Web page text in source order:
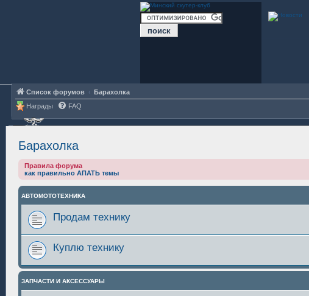
Список форумов
Барахолка
Награды
FAQ
Барахолка
Правила форума
как правильно АПАТЬ темы
АВТОМОТОТЕХНИКА
Продам технику
Куплю технику
ЗАПЧАСТИ И АКСЕССУАРЫ